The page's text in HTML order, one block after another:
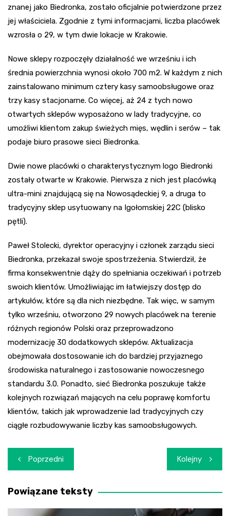
znanej jako Biedronka, zostało oficjalnie potwierdzone przez
jej właściciela. Zgodnie z tymi informacjami, liczba placówek
wzrosła o 29, w tym dwie lokacje w Krakowie.
Nowe sklepy rozpoczęły działalność we wrześniu i ich
średnia powierzchnia wynosi około 700 m2. W każdym z nich
zainstalowano minimum cztery kasy samoobsługowe oraz
trzy kasy stacjonarne. Co więcej, aż 24 z tych nowo
otwartych sklepów wyposażono w lady tradycyjne, co
umożliwi klientom zakup świeżych mięs, wędlin i serów – tak
podaje biuro prasowe sieci Biedronka.
Dwie nowe placówki o charakterystycznym logo Biedronki
zostały otwarte w Krakowie. Pierwsza z nich jest placówką
ultra-mini znajdującą się na Nowosądeckiej 9, a druga to
tradycyjny sklep usytuowany na Igołomskiej 22C (blisko
pętli).
Paweł Stolecki, dyrektor operacyjny i członek zarządu sieci
Biedronka, przekazał swoje spostrzeżenia. Stwierdził, że
firma konsekwentnie dąży do spełniania oczekiwań i potrzeb
swoich klientów. Umożliwiając im łatwiejszy dostęp do
artykułów, które są dla nich niezbędne. Tak więc, w samym
tylko wrześniu, otworzono 29 nowych placówek na terenie
różnych regionów Polski oraz przeprowadzono
modernizację 30 dodatkowych sklepów. Aktualizacja
obejmowała dostosowanie ich do bardziej przyjaznego
środowiska naturalnego i zastosowanie nowoczesnego
standardu 3.0. Ponadto, sieć Biedronka poszukuje także
kolejnych rozwiązań mających na celu poprawę komfortu
klientów, takich jak wprowadzenie lad tradycyjnych czy
ciągłe rozbudowywanie liczby kas samoobsługowych.
Nawigacja
wpisu
Poprzedni Kolejny
Powiązane teksty